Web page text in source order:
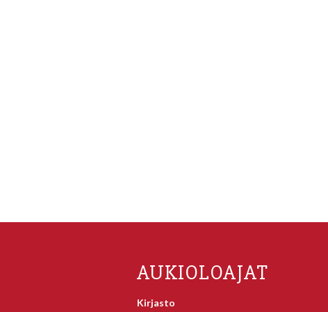
AUKIOLOAJAT
Kirjasto